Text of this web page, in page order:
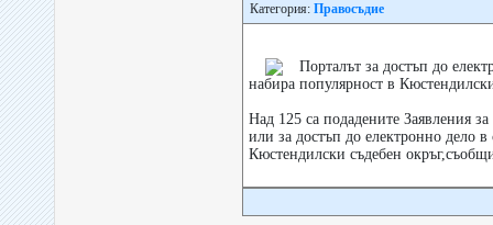
Категория: Правосъдие
Порталът за достъп до
набира популярност в
Над 125 са подадените Заявления
или за достъп до електронно дело
Кюстендилски съдебен